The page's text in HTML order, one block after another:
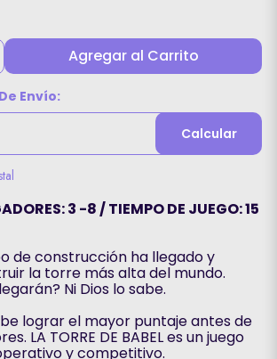
Agregar al Carrito
Envío:
Calcular
3 -8 / TIEMPO DE JUEGO: 15
de construcción ha llegado y
la torre más alta del mundo.
Ni Dios lo sabe.
lograr el mayor puntaje antes de
LA TORRE DE BABEL es un juego
y competitivo.